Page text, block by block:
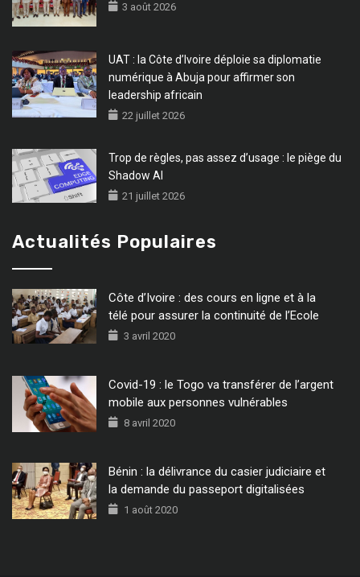
3 août 2026
UAT : la Côte d’Ivoire déploie sa diplomatie
numérique à Abuja pour affirmer son
leadership africain
22 juillet 2026
Trop de règles, pas assez d’usage : le piège du
Shadow AI
21 juillet 2026
Actualités Populaires
Côte d’Ivoire : des cours en ligne et à la
télé pour assurer la continuité de l’Ecole
3 avril 2020
Covid-19 : le Togo va transférer de l’argent
mobile aux personnes vulnérables
8 avril 2020
Bénin : la délivrance du casier judiciaire et
la demande du passeport digitalisées
1 août 2020